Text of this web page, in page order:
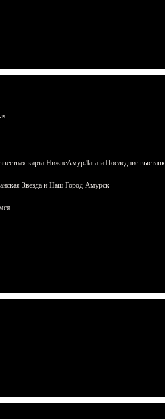
карта НижнеАмурЛага и Последние
Звезда и Наш Город Амурск